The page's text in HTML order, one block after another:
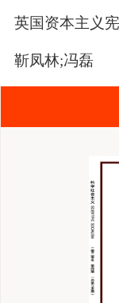
英国资本主义
靳凤林;冯磊